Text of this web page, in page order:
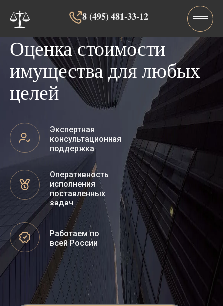
8 (495) 481-33-12‬‬
Оценка стоимости
имущества для любых
целей
Экспертная
консультационная
поддержка
Оперативность
исполнения
поставленных
задач
Работаем по
всей России